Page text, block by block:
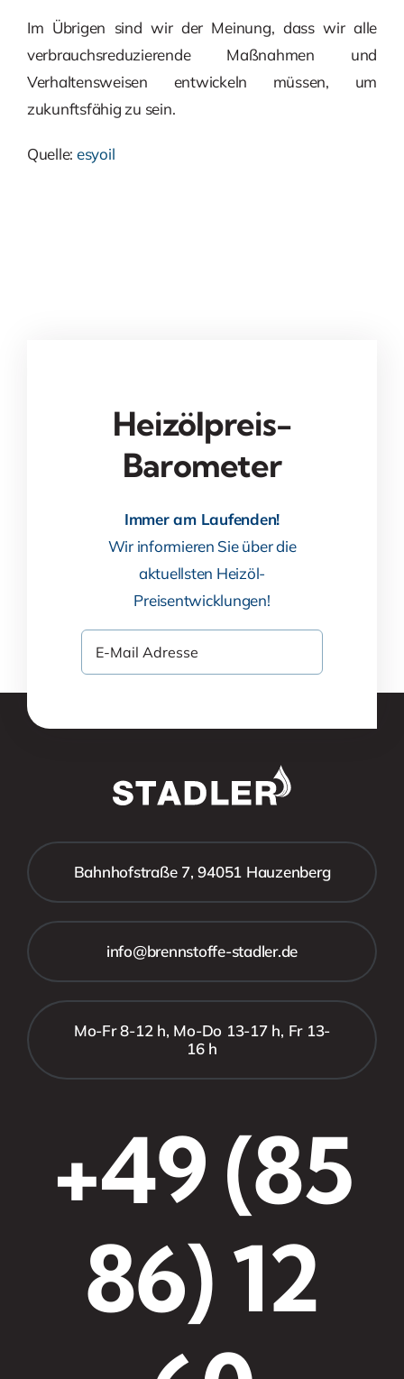
Im Übrigen sind wir der Meinung, dass wir alle
verbrauchsreduzierende Maßnahmen und
Verhaltensweisen entwickeln müssen, um
zukunftsfähig zu sein.
Quelle: esyoil
Heizölpreis-
Barometer
Immer am Laufenden!
Wir informieren Sie über die
aktuellsten Heizöl-
Preisentwicklungen!
Bahnhofstraße 7, 94051 Hauzenberg
info@brennstoffe-stadler.de
Mo-Fr 8-12 h, Mo-Do 13-17 h, Fr 13-
16 h
+49 (85
86) 12